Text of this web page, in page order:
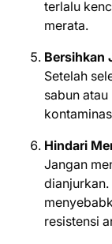
terlalu
merata.
Bersihkan
Setelah
sabun
Hindari
Jangan
dianjurkan.
resistensi